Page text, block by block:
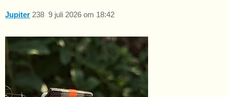
Jupiter 9 juli 2026 om 18:42
238